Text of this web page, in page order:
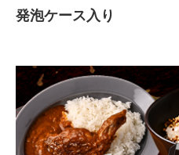
発泡ケース入り